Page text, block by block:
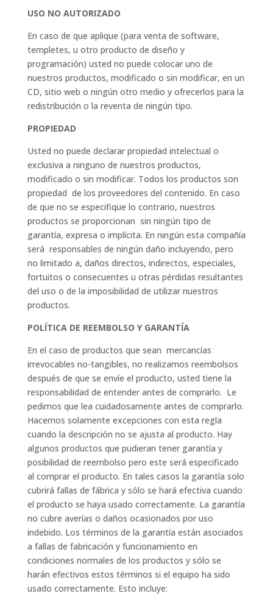
USO NO AUTORIZADO
En caso de que aplique (para venta de software,
templetes, u otro producto de diseño y
programación) usted no puede colocar uno de
nuestros productos, modificado o sin modificar, en un
CD, sitio web o ningún otro medio y ofrecerlos para la
redistribución o la reventa de ningún tipo.
PROPIEDAD
Usted no puede declarar propiedad intelectual o
exclusiva a ninguno de nuestros productos,
modificado o sin modificar. Todos los productos son
propiedad de los proveedores del contenido. En caso
de que no se especifique lo contrario, nuestros
productos se proporcionan sin ningún tipo de
garantía, expresa o implícita. En ningún esta compañía
será responsables de ningún daño incluyendo, pero
no limitado a, daños directos, indirectos, especiales,
fortuitos o consecuentes u otras pérdidas resultantes
del uso o de la imposibilidad de utilizar nuestros
productos.
POLÍTICA DE REEMBOLSO Y GARANTÍA
En el caso de productos que sean mercancías
irrevocables no-tangibles, no realizamos reembolsos
después de que se envíe el producto, usted tiene la
responsabilidad de entender antes de comprarlo. Le
pedimos que lea cuidadosamente antes de comprarlo.
Hacemos solamente excepciones con esta regla
cuando la descripción no se ajusta al producto. Hay
algunos productos que pudieran tener garantía y
posibilidad de reembolso pero este será especificado
al comprar el producto. En tales casos la garantía solo
cubrirá fallas de fábrica y sólo se hará efectiva cuando
el producto se haya usado correctamente. La garantía
no cubre averías o daños ocasionados por uso
indebido. Los términos de la garantía están asociados
a fallas de fabricación y funcionamiento en
condiciones normales de los productos y sólo se
harán efectivos estos términos si el equipo ha sido
usado correctamente. Esto incluye: